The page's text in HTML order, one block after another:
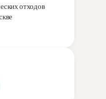
отходов